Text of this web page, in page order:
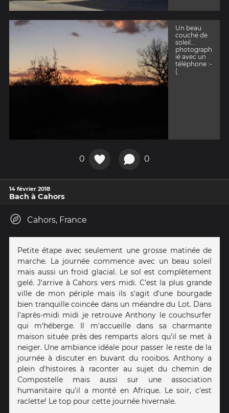
Un beau
couché de
soleil...
photograph
ié avec un
téléphone :-
(
0 0
14 février 2018
Bach à Cahors
Cahors, France
Petite étape avec seulement une grosse matinée de
marche. La journée commence avec un beau soleil
mais aussi un froid glacial. Le sol est complètement
gelé. J'arrive à Cahors vers midi. C'est la plus grande
ville de mon périple mais ils s'agit d'une bourgade
bien tranquille coincée dans un méandre du Lot. Dans
l'après-midi midi je retrouve Anthony le couchsurfer
qui m'héberge. Il m'accueille dans sa charmante
maison située près des remparts alors qu'il se met à
neiger. Une ambiance idéale pour passer le reste de la
journée à discuter en buvant du rooibos. Anthony a
plein d'histoires à raconter au sujet du chemin de
Compostelle mais aussi sur une association
humanitaire qu'il a monté en Afrique. Le soir, c'est
raclette! Le top pour cette journée hivernale.